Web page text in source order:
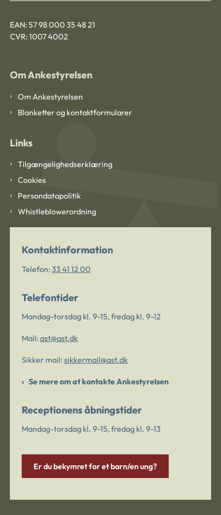
EAN: 57 98 000 35 48 21
CVR: 1007 4002
Om Ankestyrelsen
Om Ankestyrelsen
Blanketter og kontaktformularer
Links
Tilgængelighedserklæring
Cookies
Persondatapolitik
Whistleblowerordning
Kontaktinformation
Telefon: 33 41 12 00
Telefontider
Mandag-torsdag kl. 9-15, fredag kl. 9-12
Mail: ast@ast.dk
Sikker mail: sikkermail@ast.dk
Se mere om at kontakte Ankestyrelsen
Receptionens åbningstider
Mandag-torsdag kl. 9-15, fredag kl. 9-13
Er du bekymret for et barn/en ung?